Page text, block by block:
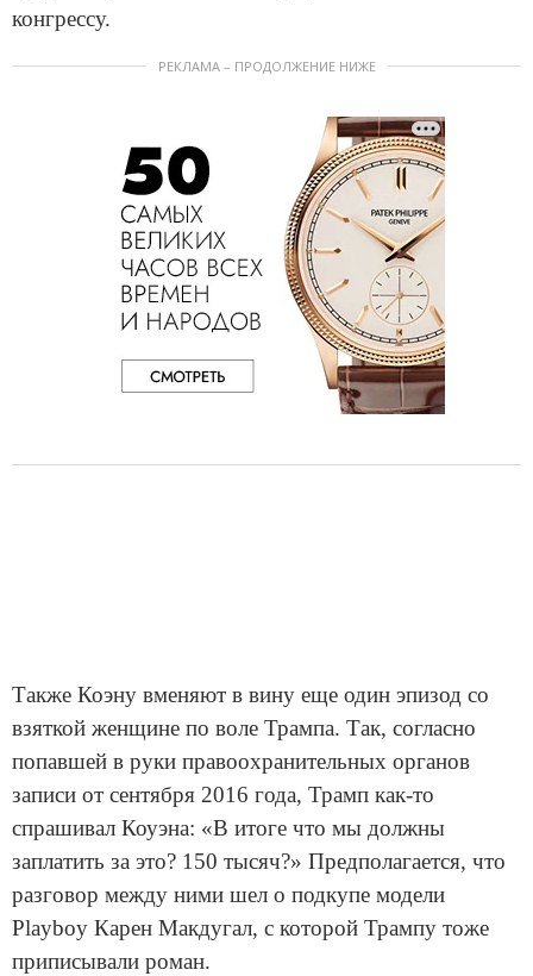
конгрессу.
РЕКЛАМА – ПРОДОЛЖЕНИЕ НИЖЕ
Также Коэну вменяют в вину еще один эпизод со
взяткой женщине по воле Трампа. Так, согласно
попавшей в руки правоохранительных органов
записи от сентября 2016 года, Трамп как-то
спрашивал Коуэна: «В итоге что мы должны
заплатить за это? 150 тысяч?» Предполагается, что
разговор между ними шел о подкупе модели
Playboy Карен Макдугал, с которой Трампу тоже
приписывали роман.